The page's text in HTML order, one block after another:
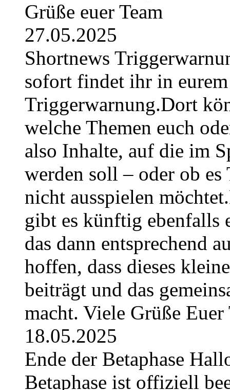
Grüße euer Team
27.05.2025
Shortnews
sofort findet ihr in
Triggerwarnung.Dort
welche Themen euch
also Inhalte, auf die im
werden soll – oder ob
nicht ausspielen
gibt es künftig ebenfalls
das dann entsprechend
hoffen, dass dieses
beiträgt und das
macht. Viele Grüße Euer
18.05.2025
Ende der Betaphase
Betaphase ist offiziell